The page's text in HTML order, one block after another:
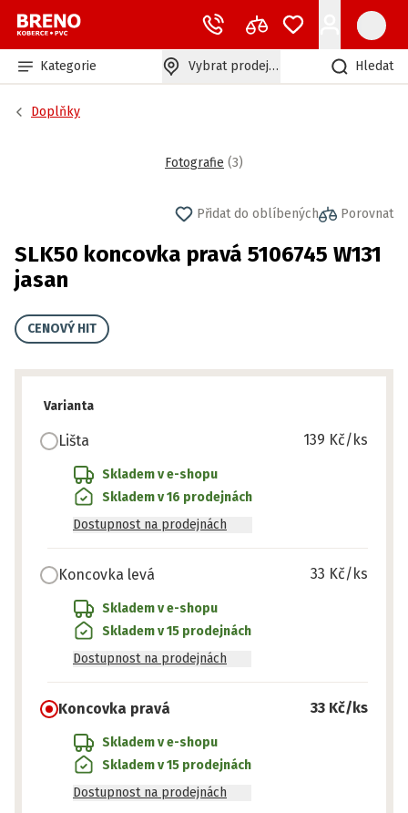
Kategorie Vybrat prodejnu Hledat
Doplňky
Fotografie (3)
Přidat do oblíbených Porovnat
SLK50 koncovka pravá 5106745 W131
jasan
CENOVÝ HIT
Varianta
Lišta 139 Kč/ks
Skladem v e-shopu
Skladem v 16 prodejnách
Dostupnost na prodejnách
Koncovka levá 33 Kč/ks
Skladem v e-shopu
Skladem v 15 prodejnách
Dostupnost na prodejnách
Koncovka pravá 33 Kč/ks
Skladem v e-shopu
Skladem v 15 prodejnách
Dostupnost na prodejnách